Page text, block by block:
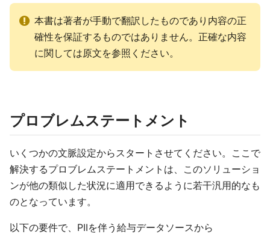
本書は著者が手動で翻訳したものであり内容の正
確性を保証するものではありません。正確な内容
に関しては原文を参照ください。
プロブレムステートメント
いくつかの文脈設定からスタートさせてください。ここで
解決するプロブレムステートメントは、このソリューショ
ンが他の類似した状況に適用できるように若干汎用的なも
のとなっています。
以下の要件で、PIIを伴う給与データソースから